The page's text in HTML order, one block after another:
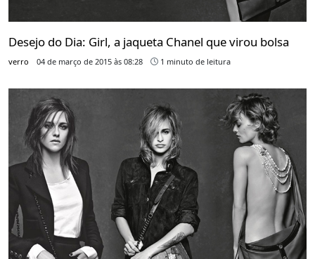
Desejo do Dia: Girl, a jaqueta Chanel que virou bolsa
verro 04 de março de 2015 às 08:28 1 minuto de leitura